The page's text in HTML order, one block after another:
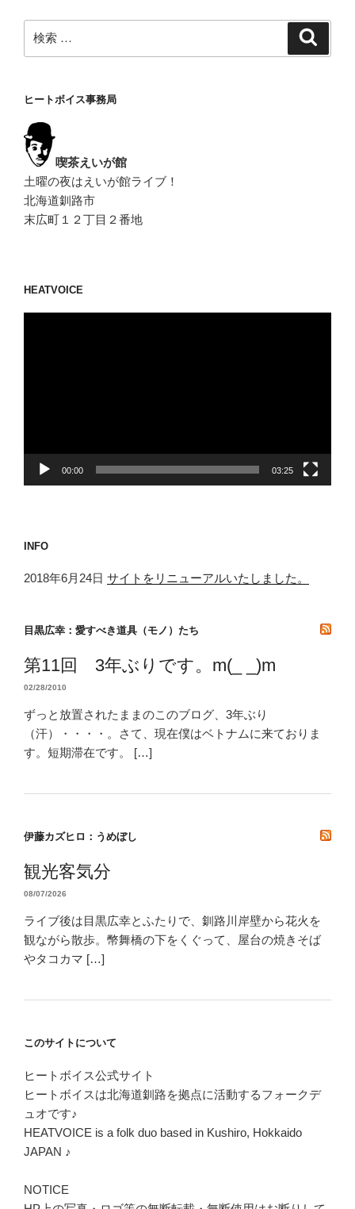
検
索:
ヒートボイス事務局
喫茶えいが館
土曜の夜はえいが館ライブ！
北海道釧路市
末広町１２丁目２番地
HEATVOICE
00:00 03:25
INFO
2018年6月24日 サイトをリニューアルいたしました。
目黒広幸：愛すべき道具（モノ）たち
第11回 3年ぶりです。m(_ _)m
02/28/2010
ずっと放置されたままのこのブログ、3年ぶり
（汗）・・・・。さて、現在僕はベトナムに来ておりま
す。短期滞在です。 […]
伊藤カズヒロ：うめぼし
観光客気分
08/07/2026
ライブ後は目黒広幸とふたりで、釧路川岸壁から花火を
観ながら散歩。幣舞橋の下をくぐって、屋台の焼きそば
やタコカマ […]
このサイトについて
ヒートボイス公式サイト
ヒートボイスは北海道釧路を拠点に活動するフォークデ
ュオです♪
HEATVOICE is a folk duo based in Kushiro, Hokkaido
JAPAN ♪
NOTICE